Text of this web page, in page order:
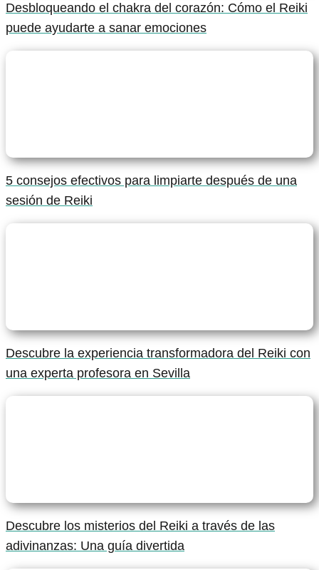
Desbloqueando el chakra del corazón: Cómo el Reiki
puede ayudarte a sanar emociones
5 consejos efectivos para limpiarte después de una
sesión de Reiki
Descubre la experiencia transformadora del Reiki con
una experta profesora en Sevilla
Descubre los misterios del Reiki a través de las
adivinanzas: Una guía divertida